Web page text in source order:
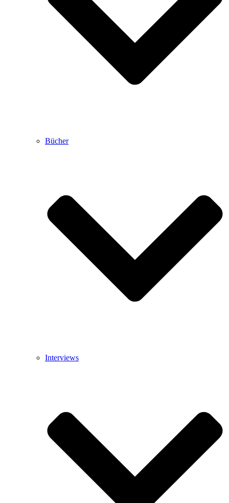
Bücher
Interviews